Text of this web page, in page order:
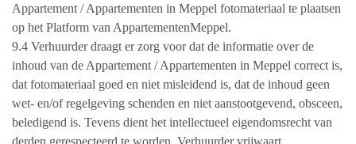
Appartement / Appartementen in Meppel fotomateriaal te plaatsen
op het Platform van AppartementenMeppel.
9.4 Verhuurder draagt er zorg voor dat de informatie over de
inhoud van de Appartement / Appartementen in Meppel correct is,
dat fotomateriaal goed en niet misleidend is, dat de inhoud geen
wet- en/of regelgeving schenden en niet aanstootgevend, obsceen,
beledigend is. Tevens dient het intellectueel eigendomsrecht van
derden gerespecteerd te worden. Verhuurder vrijwaart